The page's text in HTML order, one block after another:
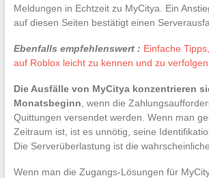
Meldungen in Echtzeit zu MyCitya. Ein
auf diesen Seiten bestätigt einen
Ebenfalls empfehlenswert : Einfache
auf Roblox leicht zu kennen und zu verfolgen
Die Ausfälle von MyCitya konzentrieren
Monatsbeginn , wenn die
Quittungen versendet werden. Wenn man
Zeitraum ist, ist es unnötig, seine
Die Serverüberlastung ist die
Wenn man die Zugangs-Lösungen für